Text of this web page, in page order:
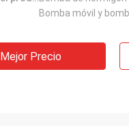
Bomba móvil y
Mejor Precio